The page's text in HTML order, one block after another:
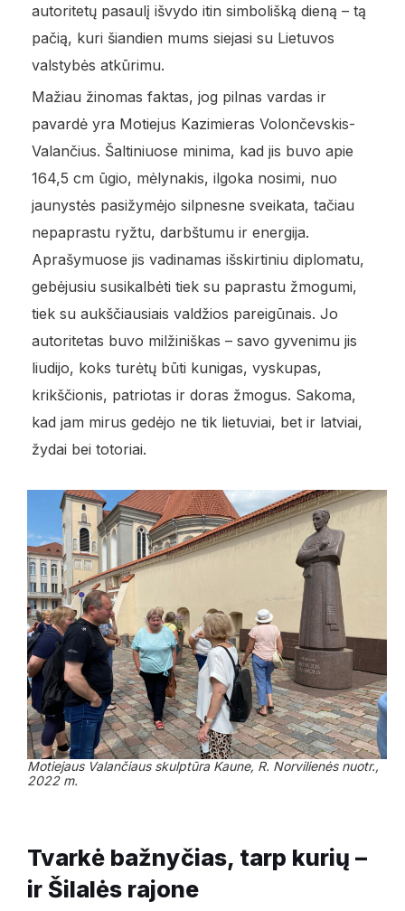
autoritetų pasaulį išvydo itin simbolišką dieną – tą
pačią, kuri šiandien mums siejasi su Lietuvos
valstybės atkūrimu.
Mažiau žinomas faktas, jog pilnas vardas ir
pavardė yra Motiejus Kazimieras Volončevskis-
Valančius. Šaltiniuose minima, kad jis buvo apie
164,5 cm ūgio, mėlynakis, ilgoka nosimi, nuo
jaunystės pasižymėjo silpnesne sveikata, tačiau
nepaprastu ryžtu, darbštumu ir energija.
Aprašymuose jis vadinamas išskirtiniu diplomatu,
gebėjusiu susikalbėti tiek su paprastu žmogumi,
tiek su aukščiausiais valdžios pareigūnais. Jo
autoritetas buvo milžiniškas – savo gyvenimu jis
liudijo, koks turėtų būti kunigas, vyskupas,
krikščionis, patriotas ir doras žmogus. Sakoma,
kad jam mirus gedėjo ne tik lietuviai, bet ir latviai,
žydai bei totoriai.
Motiejaus Valančiaus skulptūra Kaune, R. Norvilienės nuotr.,
2022 m.
Tvarkė bažnyčias, tarp kurių –
ir Šilalės rajone